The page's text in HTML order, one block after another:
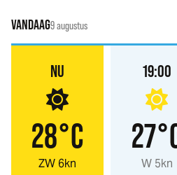
VANDAAG9 augustus
NU
28°C
ZW 6kn
19:00
W 5kn